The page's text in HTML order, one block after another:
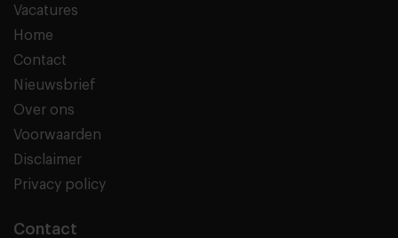
Vacatures
Home
Contact
Nieuwsbrief
Over ons
Voorwaarden
Disclaimer
Privacy policy
Contact